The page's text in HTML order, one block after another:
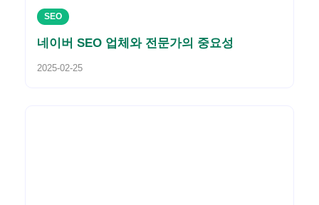
SEO
네이버 SEO 업체와 전문가의 중요성
2025-02-25